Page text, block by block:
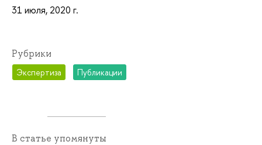
31 июля, 2020 г.
Рубрики
Экспертиза Публикации
В статье упомянуты